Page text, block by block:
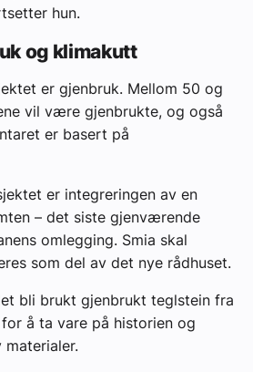
hun.
og klimakutt
er gjenbruk. Mellom 50 og
vil være gjenbrukte, og også
er basert på
er integreringen av en
– det siste gjenværende
omlegging. Smia skal
som del av det nye rådhuset.
bli brukt gjenbrukt teglstein fra
å ta vare på historien og